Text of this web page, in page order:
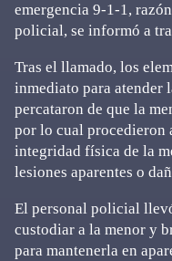
emergencia 9-1-1,
policial, se informó a
Tras el llamado, los
inmediato para atender
percataron de que la
por lo cual procedieron
integridad física de la
lesiones aparentes o
El personal policial
custodiar a la menor y
para mantenerla en